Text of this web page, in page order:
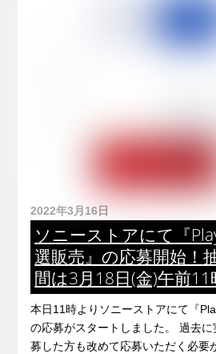
2022年3月16日
ソニーストアにて『
選販売』の応募開始！
間は3月18日(金)午前11
本日11時よりソニーストアにて『
の応募がスタートしました。 過去
募した方も改めて応募いただく必要